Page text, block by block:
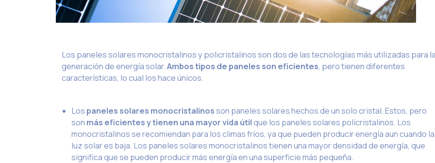
Los paneles solares monocristalinos y policristalinos son dos de las tecnologías más utilizadas para
generación de energía solar.Ambos tipos de paneles son eficientes, pero tienen diferentes
características, lo cual los hace únicos.
Los paneles solares monocristalinosson paneles solares hechos de un solo cristal. Estos, pero
son más eficientes y tienen una mayor vida útilque los paneles solares policristalinos. Los
monocristalinos se recomiendan para los climas fríos, ya que pueden producir energía aun cuando la
luz solar es baja. Los paneles solares monocristalinos tienen una mayor densidad de energía, que
significa que se pueden producir más energía en una superficie más pequeña.